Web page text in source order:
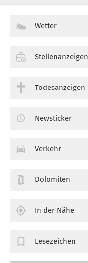
Wetter
Stellenanzeigen
Todesanzeigen
Newsticker
Verkehr
Dolomiten
In der Nähe
Lesezeichen